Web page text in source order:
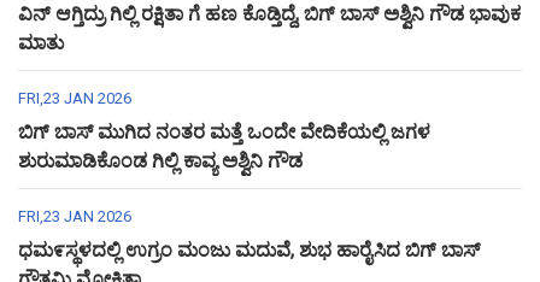
ವಿನ್ ಆಗ್ತಿದ್ರು ಗಿಲ್ಲಿ ರಕ್ಷಿತಾ ಗೆ ಹಣ ಕೊಡ್ತಿದ್ದೆ, ಬಿಗ್ ಬಾಸ್ ಅಶ್ವಿನಿ ಗೌಡ ಭಾವುಕ
ಮಾತು
FRI,23 JAN 2026
ಬಿಗ್ ಬಾಸ್ ಮುಗಿದ ನಂತರ ಮತ್ತೆ ಒಂದೇ ವೇದಿಕೆಯಲ್ಲಿ ಜಗಳ
ಶುರುಮಾಡಿಕೊಂಡ ಗಿಲ್ಲಿ ಕಾವ್ಯ ಅಶ್ವಿನಿ ಗೌಡ
FRI,23 JAN 2026
ಧಮ೯ಸ್ಥಳದಲ್ಲಿ ಉಗ್ರಂ ಮಂಜು ಮದುವೆ, ಶುಭ ಹಾರೈಸಿದ ಬಿಗ್ ಬಾಸ್